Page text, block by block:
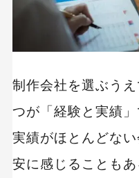
制作会社を選ぶう
つが「経験と実績」
実績がほとんどな
安に感じることもあ